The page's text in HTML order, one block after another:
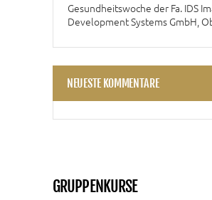
Gesundheitswoche der Fa. IDS
Development Systems GmbH,
NEUESTE KOMMENTARE
GRUPPENKURSE